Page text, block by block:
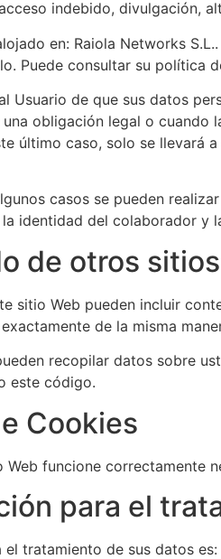
indebido, divulgación,
en: Raiola Networks
Puede consultar su política
Usuario de que sus datos
obligación legal o
último caso, solo se llevará
casos se pueden
identidad del colaborador y
de otros
sitio Web pueden incluir
de la misma
recopilar datos sobre
este código.
Cookies
Web funcione correctamente
para el
el tratamiento de sus datos es: